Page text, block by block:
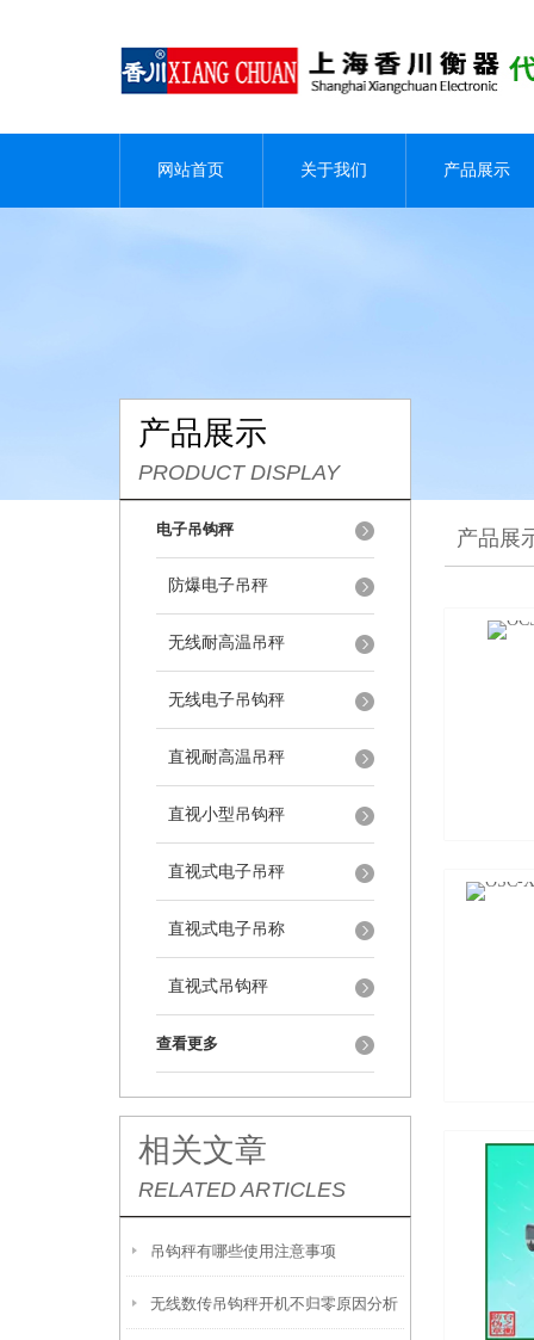
网站首页 关于我们 产品展示
产品展示
PRODUCT DISPLAY
电子吊钩秤
防爆电子吊秤
无线耐高温吊秤
无线电子吊钩秤
直视耐高温吊秤
直视小型吊钩秤
直视式电子吊秤
直视式电子吊称
直视式吊钩秤
查看更多
相关文章
RELATED ARTICLES
吊钩秤有哪些使用注意事项
无线数传吊钩秤开机不归零原因分析
产品展